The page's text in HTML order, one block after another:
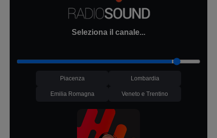
Seleziona il canale...
Piacenza Lombardia
Emilia Romagna Veneto e Trentino